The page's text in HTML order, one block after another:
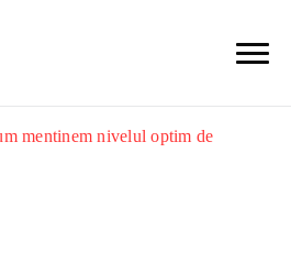
mentinem nivelul optim de